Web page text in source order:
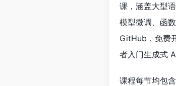
课，涵盖大型
模型微调、函
GitHub，免费
者入门生成式
课程每节均包